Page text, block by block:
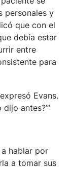
personales y
que con el
debía estar
entre
para
Evans.
antes?’”
hablar por
a tomar sus